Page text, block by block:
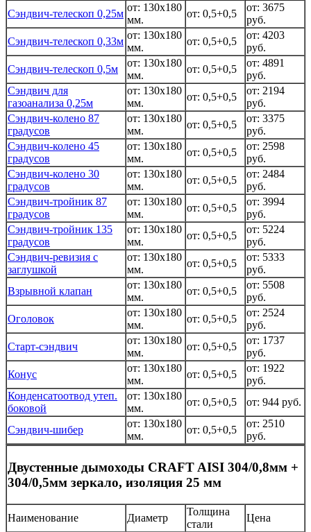
Сэндвич-телескоп 0,25м
от: 130x180
мм.
от: 0,5+0,5
от: 3675
руб.
Сэндвич-телескоп 0,33м
от: 130x180
мм.
от: 0,5+0,5
от: 4203
руб.
Сэндвич-телескоп 0,5м
от: 130x180
мм.
от: 0,5+0,5
от: 4891
руб.
Сэндвич для
газоанализа 0,25м
от: 130x180
мм.
от: 0,5+0,5
от: 2194
руб.
Сэндвич-колено 87
градусов
от: 130x180
мм.
от: 0,5+0,5
от: 3375
руб.
Сэндвич-колено 45
градусов
от: 130x180
мм.
от: 0,5+0,5
от: 2598
руб.
Сэндвич-колено 30
градусов
от: 130x180
мм.
от: 0,5+0,5
от: 2484
руб.
Сэндвич-тройник 87
градусов
от: 130x180
мм.
от: 0,5+0,5
от: 3994
руб.
Сэндвич-тройник 135
градусов
от: 130x180
мм.
от: 0,5+0,5
от: 5224
руб.
Сэндвич-ревизия с
заглушкой
от: 130x180
мм.
от: 0,5+0,5
от: 5333
руб.
Взрывной клапан
от: 130x180
мм.
от: 0,5+0,5
от: 5508
руб.
Оголовок
от: 130x180
мм.
от: 0,5+0,5
от: 2524
руб.
Старт-сэндвич
от: 130x180
мм.
от: 0,5+0,5
от: 1737
руб.
Конус
от: 130x180
мм.
от: 0,5+0,5
от: 1922
руб.
Конденсатоотвод утеп.
боковой
от: 130x180
мм.
от: 0,5+0,5 от: 944 руб.
Сэндвич-шибер
от: 130x180
мм.
от: 0,5+0,5
от: 2510
руб.
Двустенные дымоходы CRAFT AISI 304/0,8мм +
304/0,5мм зеркало, изоляция 25 мм
Наименование Диаметр
Толщина
стали
Цена